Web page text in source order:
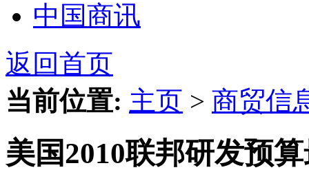
中国商讯
返回首页
当前位置: 主页 > 商贸信
美国2010联邦研发预